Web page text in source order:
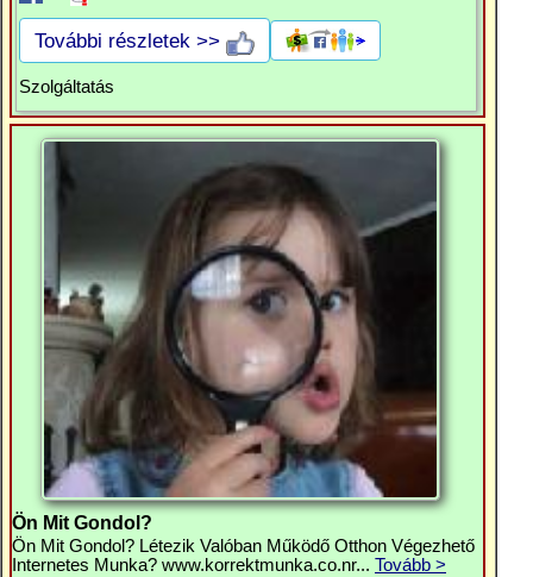
További részletek >>
Szolgáltatás
Ön Mit Gondol?
Ön Mit Gondol? Létezik Valóban Működő Otthon Végezhető
Internetes Munka? www.korrektmunka.co.nr... Tovább >